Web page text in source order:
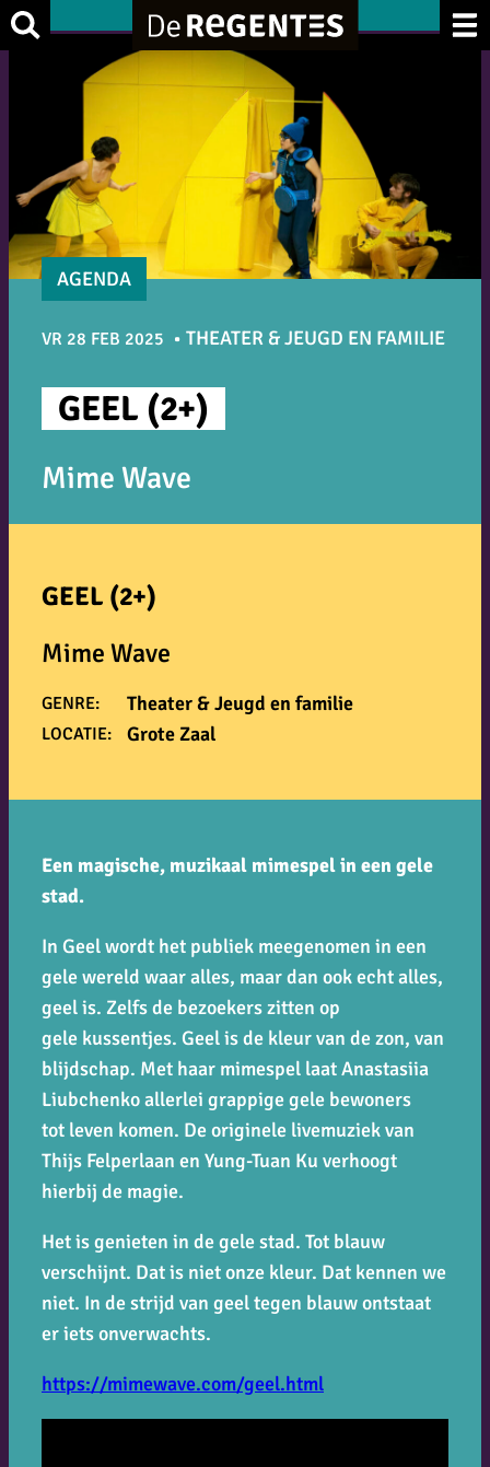
Ga
naar
AGENDA
VR 28 FEB 2025 THEATER & JEUGD EN FAMILIE
GEEL (2+)
Mime Wave
Een magische, muzikaal mimespel in een gele
stad.
In Geelwordt het publiek meegenomen in een
gele wereld waar alles, maar dan ook echt alles,
geel is. Zelfs de bezoekers zitten op
gele kussentjes. Geel is de kleur van de zon, van
blijdschap. Met haar mimespel laat Anastasiia
Liubchenko allerlei grappige gele bewoners
tot leven komen. De originele livemuziek van
Thijs Felperlaan en Yung-Tuan Ku verhoogt
hierbij de magie.
Het is genieten in de gele stad. Tot blauw
verschijnt. Dat is niet onze kleur. Dat kennen we
niet. In de strijd van geel tegen blauw ontstaat
er iets onverwachts.
https://mimewave.com/geel.html
GEEL (2+)
Mime Wave
GENRE: Theater & Jeugd en familie
LOCATIE: Grote Zaal